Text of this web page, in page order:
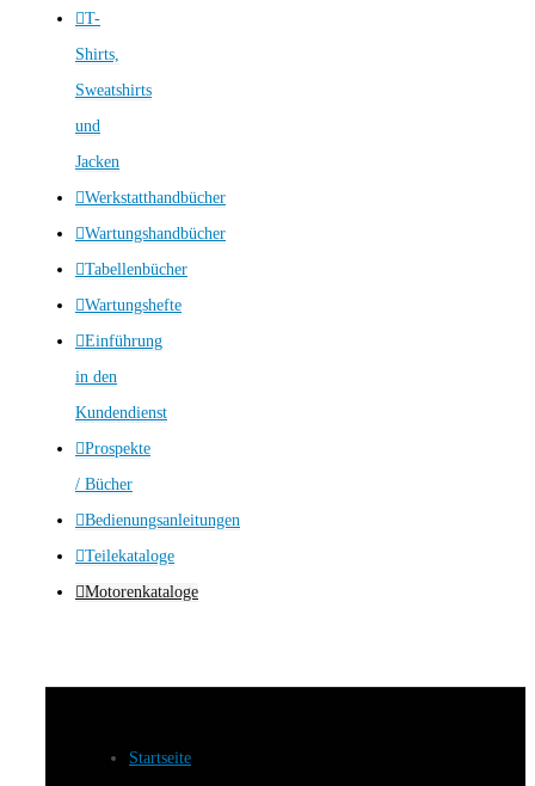
T-
Shirts,
Sweatshirts
und
Jacken
Werkstatthandbücher
Wartungshandbücher
Tabellenbücher
Wartungshefte
Einführung
in den
Kundendienst
Prospekte
/ Bücher
Bedienungsanleitungen
Teilekataloge
Motorenkataloge
Startseite